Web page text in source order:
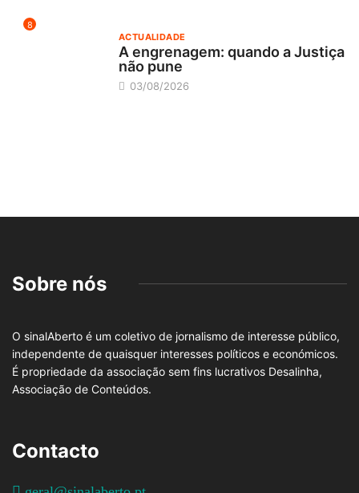
8
ACTUALIDADE
A engrenagem: quando a Justiça
não pune
03/08/2026
Sobre nós
O sinalAberto é um coletivo de jornalismo de interesse público,
independente de quaisquer interesses políticos e económicos.
É propriedade da associação sem fins lucrativos Desalinha,
Associação de Conteúdos.
Contacto